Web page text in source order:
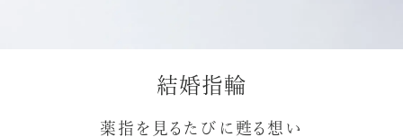
結婚指輪
薬指を見るたびに甦る想い